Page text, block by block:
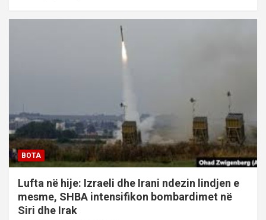
BOTA
Lufta në hije: Izraeli dhe Irani ndezin lindjen e
mesme, SHBA intensifikon bombardimet në
Siri dhe Irak